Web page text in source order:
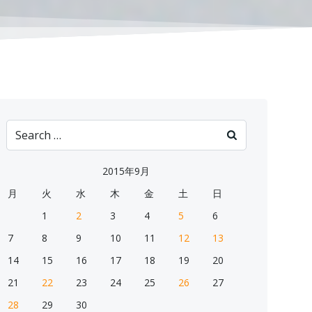
Search
for:
2015年9月
月
火 水 木 金 土
日
1
2 3 4 5
6
7
8 9 10 11 12
13
14
15 16 17 18 19
20
21
22 23 24 25 26
27
28
29 30